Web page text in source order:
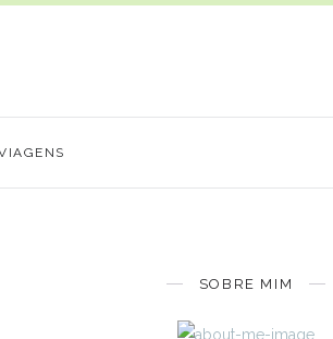
SOBRE MIM